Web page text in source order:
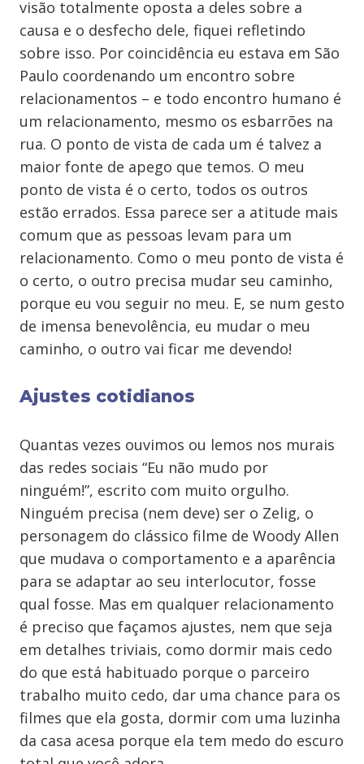
visão totalmente oposta a deles sobre a
causa e o desfecho dele, fiquei refletindo
sobre isso. Por coincidência eu estava em São
Paulo coordenando um encontro sobre
relacionamentos – e todo encontro humano é
um relacionamento, mesmo os esbarrões na
rua. O ponto de vista de cada um é talvez a
maior fonte de apego que temos. O meu
ponto de vista é o certo, todos os outros
estão errados. Essa parece ser a atitude mais
comum que as pessoas levam para um
relacionamento. Como o meu ponto de vista é
o certo, o outro precisa mudar seu caminho,
porque eu vou seguir no meu. E, se num gesto
de imensa benevolência, eu mudar o meu
caminho, o outro vai ficar me devendo!
Ajustes cotidianos
Quantas vezes ouvimos ou lemos nos murais
das redes sociais “Eu não mudo por
ninguém!”, escrito com muito orgulho.
Ninguém precisa (nem deve) ser o Zelig, o
personagem do clássico filme de Woody Allen
que mudava o comportamento e a aparência
para se adaptar ao seu interlocutor, fosse
qual fosse. Mas em qualquer relacionamento
é preciso que façamos ajustes, nem que seja
em detalhes triviais, como dormir mais cedo
do que está habituado porque o parceiro
trabalho muito cedo, dar uma chance para os
filmes que ela gosta, dormir com uma luzinha
da casa acesa porque ela tem medo do escuro